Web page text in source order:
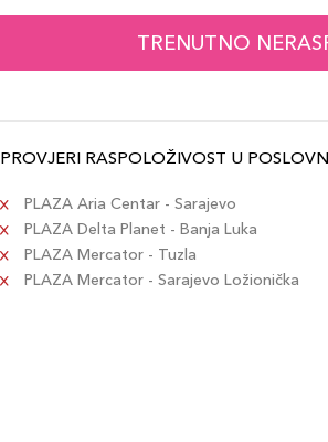
TRENUTNO
PROVJERI RASPOLOŽIVOST U
PLAZA Aria Centar - Sarajevo
PLAZA Delta Planet - Banja Luka
PLAZA Mercator - Tuzla
PLAZA Mercator - Sarajevo Ložionička